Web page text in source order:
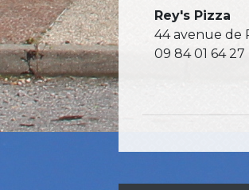
Rey's Pizza
44 avenue de
09 84 01 64 27